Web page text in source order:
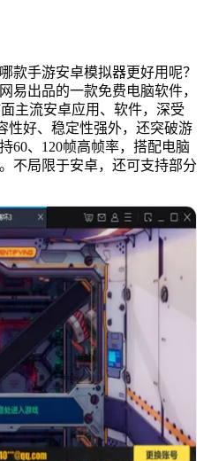
款手游安卓模拟器更好用呢？
易出品的一款免费电脑软件，
主流安卓应用、软件，深受
性好、稳定性强外，还突破游
60、120帧高帧率，搭配电脑
不局限于安卓，还可支持部分